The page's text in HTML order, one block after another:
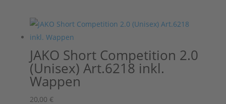
JAKO Short Competition 2.0
(Unisex) Art.6218 inkl.
Wappen
20,00 €